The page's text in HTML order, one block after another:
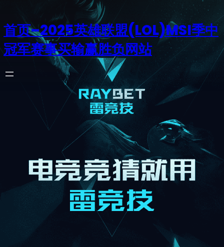
首页–2025英雄联盟(LOL)MSI季中
冠军赛事买输赢胜负网站